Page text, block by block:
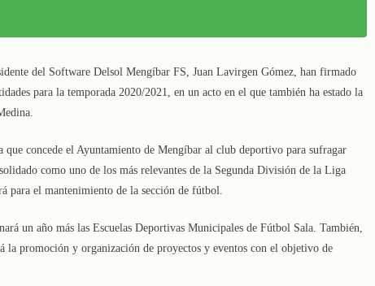
del Software Delsol Mengíbar FS, Juan Lavirgen Gómez, han firmado
para la temporada 2020/2021, en un acto en el que también ha estado la
concede el Ayuntamiento de Mengíbar al club deportivo para sufragar
como uno de los más relevantes de la Segunda División de la Liga
para el mantenimiento de la sección de fútbol.
un año más las Escuelas Deportivas Municipales de Fútbol Sala. También,
la promoción y organización de proyectos y eventos con el objetivo de